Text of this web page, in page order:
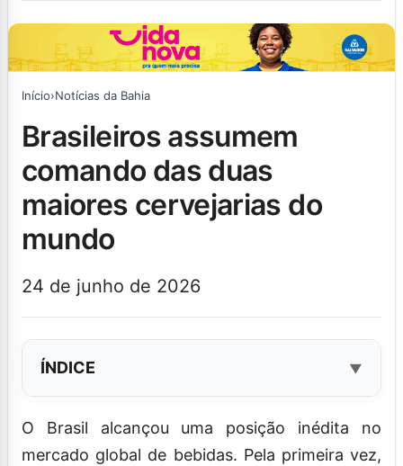
Início›Notícias da Bahia
brasileiros assumem
comando das duas
maiores cervejarias do
mundo
24 de junho de 2026
ÍNDICE
O Brasil alcançou uma posição inédita no
mercado global de bebidas. Pela primeira vez,